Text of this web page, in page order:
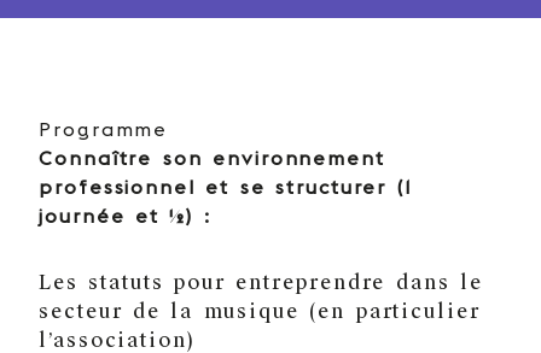
Programme
Connaître son environnement
professionnel et se structurer (1
journée et ½) :
Les statuts pour entreprendre dans le
secteur de la musique (en particulier
l’association)